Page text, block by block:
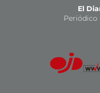
El
Periódico